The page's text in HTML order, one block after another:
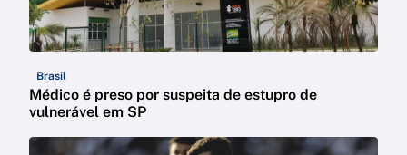
Brasil
Médico é preso por suspeita de estupro de
vulnerável em SP